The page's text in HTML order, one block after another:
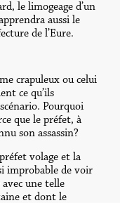
le limogeage d’un
aussi le
de l’Eure.
crapuleux ou celui
ce qu’ils
Pourquoi
que le préfet, à
son assassin?
volage et la
improbable de voir
une telle
et dont le